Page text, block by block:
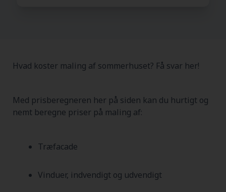
Hvad koster maling af sommerhuset? Få svar her!
Med prisberegneren her på siden kan du hurtigt og
nemt beregne priser på maling af:
Træfacade
Vinduer, indvendigt og udvendigt